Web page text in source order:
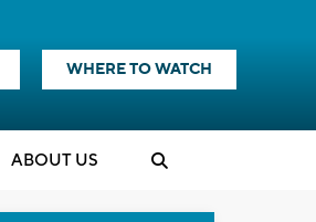
WHERE TO WATCH
ABOUT US